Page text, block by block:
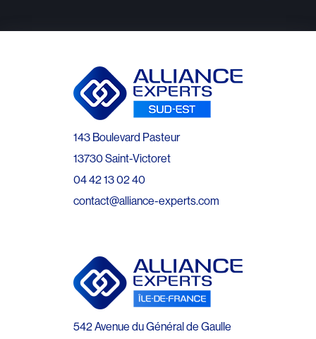
143 Boulevard Pasteur
13730 Saint-Victoret
04 42 13 02 40
contact@alliance-experts.com
542 Avenue du Général de Gaulle